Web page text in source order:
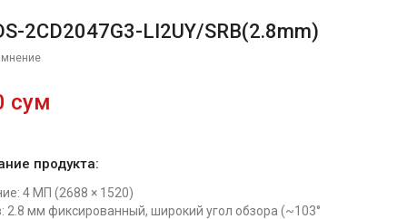
2CD2047G3-LI2UY/SRB(2.8mm)
мнение
сум
продукта:
4 МП (2688 × 1520)
2.8 мм фиксированный, широкий угол обзора (~103°